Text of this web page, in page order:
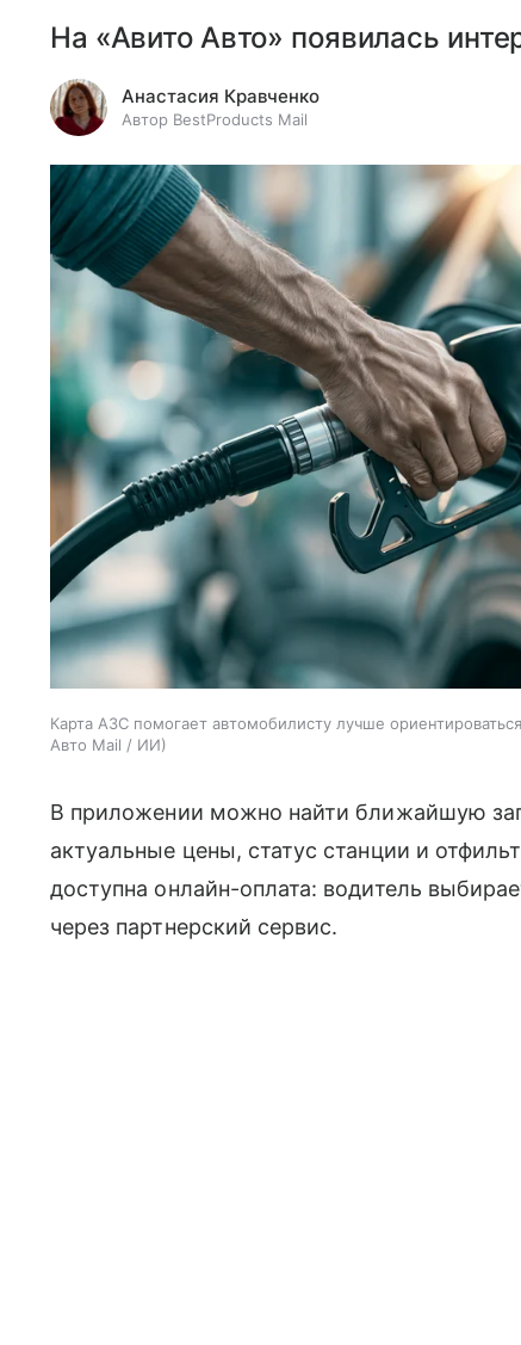
На «Авито Авто» появилась
Анастасия Кравченко
Автор BestProducts Mail
Карта АЗС помогает автомобилисту лучше
Авто Mail / ИИ
В приложении можно найти ближайшую
актуальные цены, статус станции и
доступна онлайн-оплата: водитель
через партнерский сервис.